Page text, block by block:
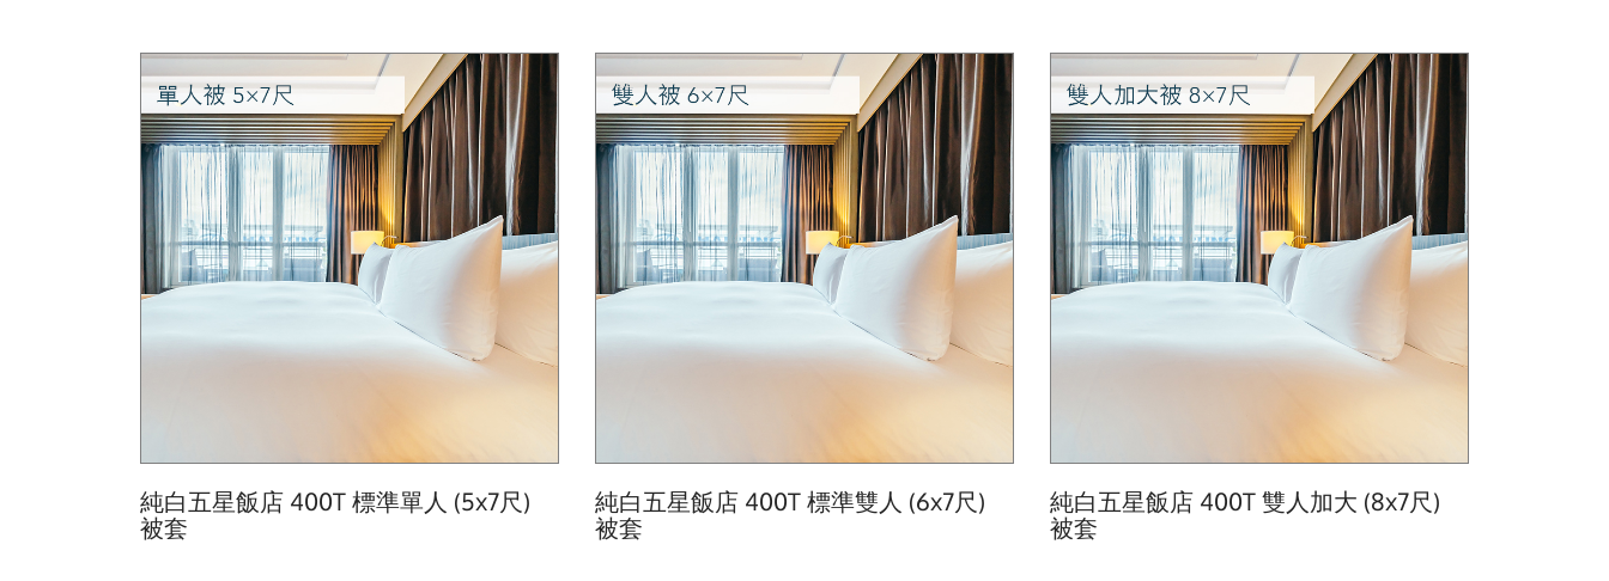
純白五星飯店 400T 標準單人 (5x7尺)
被套
純白五星飯店 400T 標準雙人 (6x7尺)
被套
純白五星飯店 400T 雙人加大 (8x7尺)
被套